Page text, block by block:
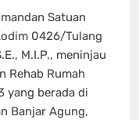
Satuan
0426/Tulang
M.I.P., meninjau
Rehab Rumah
yang berada di
Banjar Agung,